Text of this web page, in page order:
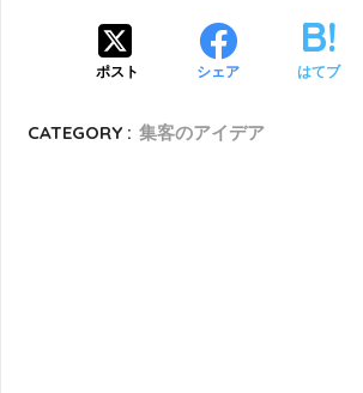
ポスト シェア はてブ
CATEGORY : 集客のアイデア